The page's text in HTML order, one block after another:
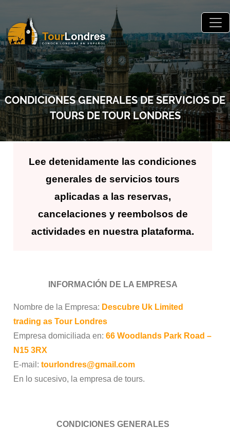
CONDICIONES GENERALES DE SERVICIOS DE
TOURS DE TOUR LONDRES
Lee detenidamente las condiciones
generales de servicios tours
aplicadas a las reservas,
cancelaciones y reembolsos de
actividades en nuestra plataforma.
INFORMACIÓN DE LA EMPRESA
Nombre de la Empresa: Descubre Uk Limited
trading as Tour Londres
Empresa domiciliada en: 66 Woodlands Park Road –
N15 3RX
E-mail: tourlondres@gmail.com
En lo sucesivo, la empresa de tours.
CONDICIONES GENERALES